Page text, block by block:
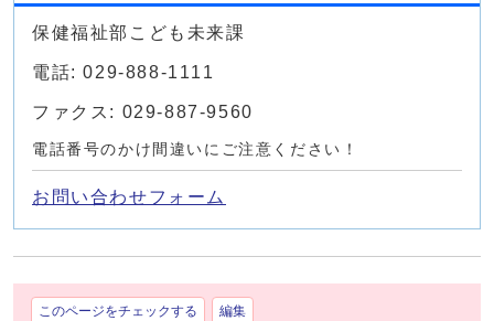
保健福祉部こども未来課
電話: 029-888-1111
ファクス: 029-887-9560
電話番号のかけ間違いにご注意ください！
お問い合わせフォーム
このページをチェックする 編集